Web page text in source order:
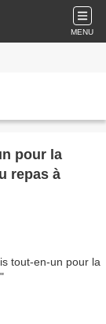
MENU
pour la
repas à